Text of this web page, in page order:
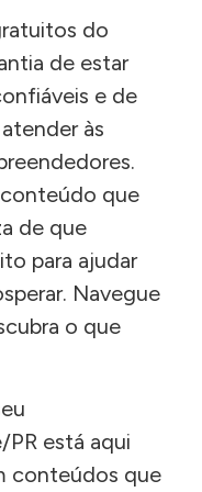
do
de estar
e de
às
que
de que
para ajudar
Navegue
o que
está aqui
conteúdos que